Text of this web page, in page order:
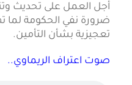
أجل العمل على تحديث
ضرورة نفي الحكومة لما
تعجيزية بشأن التأمين.
صوت اعتراف الريماوي..